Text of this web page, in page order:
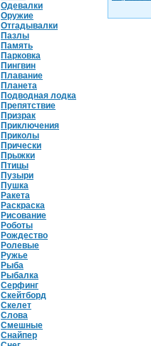
Одевалки
Оружие
Отгадывалки
Пазлы
Память
Парковка
Пингвин
Плавание
Планета
Подводная лодка
Препятствие
Призрак
Приключения
Приколы
Прически
Прыжки
Птицы
Пузыри
Пушка
Ракета
Раскраска
Рисование
Роботы
Рождество
Ролевые
Ружье
Рыба
Рыбалка
Серфинг
Скейтборд
Скелет
Слова
Смешные
Снайпер